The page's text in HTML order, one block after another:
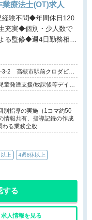
療法士(OT)求人
充実◆個別・少人数で
る監修◆週4日勤務相談
3-2 高槻市駅前クロダビル
童発達支援/放課後等デイサ
別指導の実施（1コマ約50
情報共有、指導記録の作成
わる業務全般
上 4週8休以上
する
求人情報を見る